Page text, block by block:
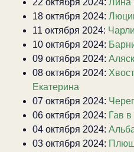
22 октября 2024: Лина
18 октября 2024:
11 октября 2024:
10 октября 2024:
09 октября 2024:
08 октября 2024:
Екатерина
07 октября 2024:
06 октября 2024: Гав
04 октября 2024:
03 октября 2024: